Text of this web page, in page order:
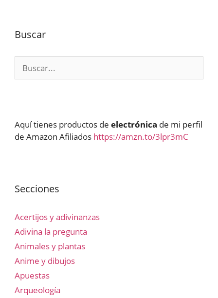
Buscar
Aquí tienes productos de electrónica de mi perfil
de Amazon Afiliados https://amzn.to/3lpr3mC
Secciones
Acertijos y adivinanzas
Adivina la pregunta
Animales y plantas
Anime y dibujos
Apuestas
Arqueología